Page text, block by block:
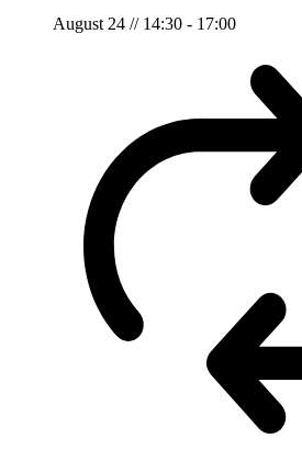
August 24 // 14:30 - 17:00